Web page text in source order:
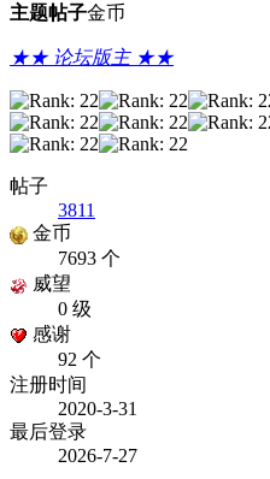
主题帖子金币
★★ 论坛版主 ★★
帖子
3811
金币
7693 个
威望
0 级
感谢
92 个
注册时间
2020-3-31
最后登录
2026-7-27